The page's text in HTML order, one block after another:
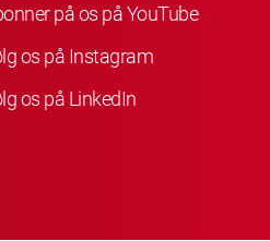
på os på YouTube
os på Instagram
os på LinkedIn